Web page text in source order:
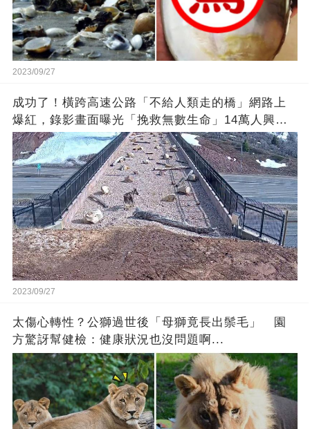
2023/09/27
成功了！橫跨高速公路「不給人類走的橋」網路上
爆紅，錄影畫面曝光「挽救無數生命」14萬人興奮
歡呼
2023/09/27
太傷心轉性？公獅過世後「母獅竟長出鬃毛」 園
方驚訝幫健檢：健康狀況也沒問題啊...